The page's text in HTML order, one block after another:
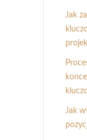
Jak
Jak